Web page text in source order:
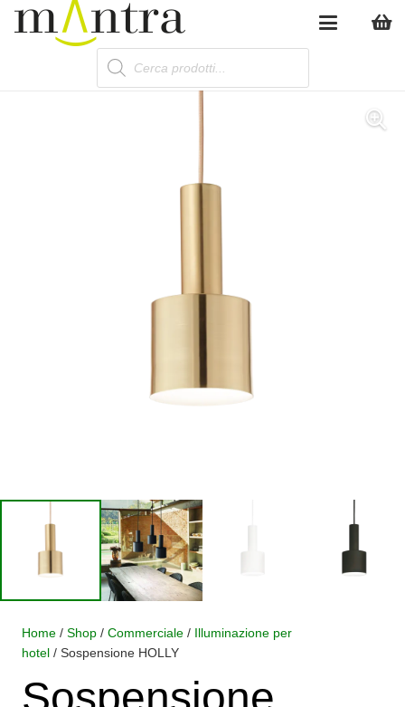
Products
search
Home / Shop / Commerciale / Illuminazione per
hotel / Sospensione HOLLY
Sospensione